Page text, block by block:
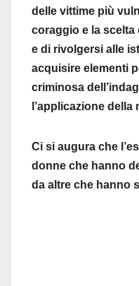
delle vittime più
coraggio e la
e di rivolgersi alle
acquisire elementi
criminosa
l’applicazione
Ci si augura che
donne che hanno
da altre che hanno